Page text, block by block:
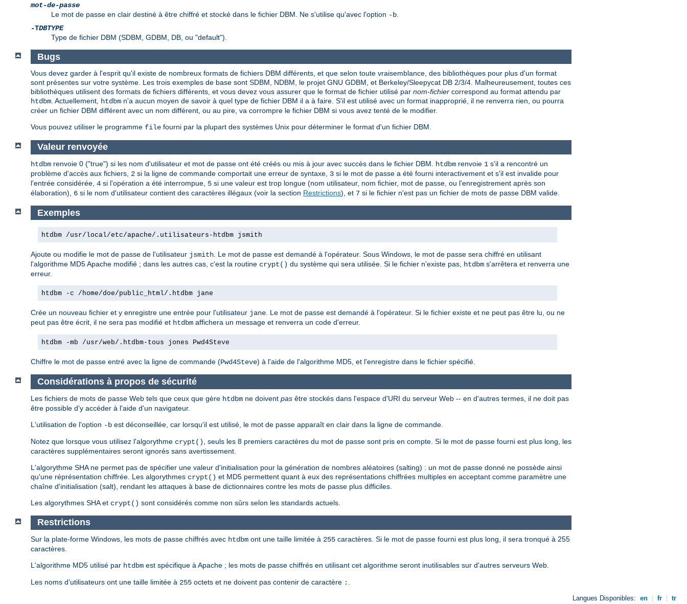
mot-de-passe
Le mot de passe en clair destiné à être chiffré et stocké dans le fichier DBM. Ne s'utilise qu'avec l'option -b
-TDBTYPE
Type de fichier DBM (SDBM, GDBM, DB, ou "default").
Bugs
Vous devez garder à l'esprit qu'il existe de nombreux formats de fichiers DBM différents, et que selon toute vraisemblance, des bibliothèques pour plus d'un format
sont présentes sur votre système. Les trois exemples de base sont SDBM, NDBM, le projet GNU GDBM, et Berkeley/Sleepycat DB 2/3/4. Malheureusement, toutes ces
bibliothèques utilisent des formats de fichiers différents, et vous devez vous assurer que le format de fichier utilisé par nom-fichier correspond au format attendu par
htdbm. Actuellement, htdbm n'a aucun moyen de savoir à quel type de fichier DBM il a à faire. S'il est utilisé avec un format inapproprié, il ne renverra rien, ou pourra
créer un fichier DBM différent avec un nom différent, ou au pire, va corrompre le fichier DBM si vous avez tenté de le modifier.
Vous pouvez utiliser le programme file fourni par la plupart des systèmes Unix pour déterminer le format d'un fichier DBM.
Valeur renvoyée
htdbm renvoie 0 ("true") si les nom d'utilisateur et mot de passe ont été créés ou mis à jour avec succès dans le fichier DBM. htdbm renvoie 1 s'il a rencontré un
problème d'accès aux fichiers, 2 si la ligne de commande comportait une erreur de syntaxe, 3 si le mot de passe a été fourni interactivement et s'il est invalide pour
l'entrée considérée, 4 si l'opération a été interrompue, 5 si une valeur est trop longue (nom utilisateur, nom fichier, mot de passe, ou l'enregistrement après son
élaboration), 6 si le nom d'utilisateur contient des caractères illégaux (voir la section Restrictions), et 7 si le fichier n'est pas un fichier de mots de passe DBM valide.
Exemples
htdbm /usr/local/etc/apache/.utilisateurs-htdbm jsmith
Ajoute ou modifie le mot de passe de l'utilisateur jsmith. Le mot de passe est demandé à l'opérateur. Sous Windows, le mot de passe sera chiffré en utilisant
l'algorithme MD5 Apache modifié ; dans les autres cas, c'est la routine crypt() du système qui sera utilisée. Si le fichier n'existe pas, htdbm s'arrêtera et renverra une
erreur.
htdbm -c /home/doe/public_html/.htdbm jane
Crée un nouveau fichier et y enregistre une entrée pour l'utilisateur jane. Le mot de passe est demandé à l'opérateur. Si le fichier existe et ne peut pas être lu, ou ne
peut pas être écrit, il ne sera pas modifié et htdbm affichera un message et renverra un code d'erreur.
htdbm -mb /usr/web/.htdbm-tous jones Pwd4Steve
Chiffre le mot de passe entré avec la ligne de commande (Pwd4Steve) à l'aide de l'algorithme MD5, et l'enregistre dans le fichier spécifié.
Considérations à propos de sécurité
Les fichiers de mots de passe Web tels que ceux que gère htdbm ne doivent pas être stockés dans l'espace d'URI du serveur Web -- en d'autres termes, il ne doit pas
être possible d'y accéder à l'aide d'un navigateur.
L'utilisation de l'option -b est déconseillée, car lorsqu'il est utilisé, le mot de passe apparaît en clair dans la ligne de commande.
Notez que lorsque vous utilisez l'algorythme crypt()
, seuls les 8 premiers caractères du mot de passe sont pris en compte. Si le mot de passe fourni est plus long, les
caractères supplémentaires seront ignorés sans avertissement.
L'algorythme SHA ne permet pas de spécifier une valeur d'initialisation pour la génération de nombres aléatoires (salting) : un mot de passe donné ne possède ainsi
qu'une réprésentation chiffrée. Les algorythmes crypt() et MD5 permettent quant à eux des représentations chiffrées multiples en acceptant comme paramètre une
chaîne d'initialisation (salt), rendant les attaques à base de dictionnaires contre les mots de passe plus difficiles.
Les algorythmes SHA et crypt() sont considérés comme non sûrs selon les standards actuels.
Restrictions
Sur la plate-forme Windows, les mots de passe chiffrés avec htdbm ont une taille limitée à 255 caractères. Si le mot de passe fourni est plus long, il sera tronqué à 255
caractères.
L'algorithme MD5 utilisé par htdbm est spécifique à Apache ; les mots de passe chiffrés en utilisant cet algorithme seront inutilisables sur d'autres serveurs Web.
Les noms d'utilisateurs ont une taille limitée à 255 octets et ne doivent pas contenir de caractère :
Langues Disponibles: en fr tr